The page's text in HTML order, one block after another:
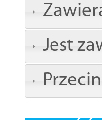
Jest